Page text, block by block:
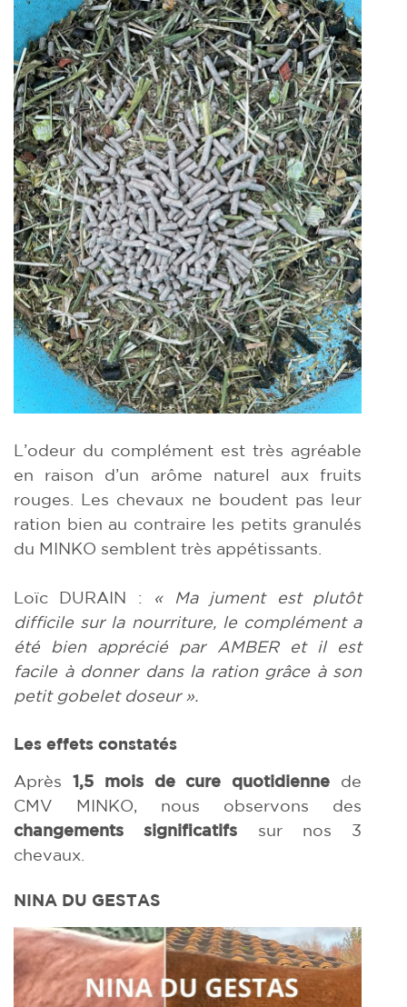
L’odeur du complément est très agréable
en raison d’un arôme naturel aux fruits
rouges. Les chevaux ne boudent pas leur
ration bien au contraire les petits granulés
du MINKO semblent très appétissants.
Loïc DURAIN : « Ma jument est plutôt
difficile sur la nourriture, le complément a
été bien apprécié par AMBER et il est
facile à donner dans la ration grâce à son
petit gobelet doseur ».
Les effets constatés
Après 1,5 mois de cure quotidienne de
CMV MINKO, nous observons des
changements significatifs sur nos 3
chevaux.
NINA DU GESTAS